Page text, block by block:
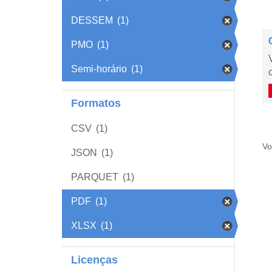
DESSEM (1)
PMO (1)
Semi-horário (1)
Formatos
CSV (1)
JSON (1)
PARQUET (1)
PDF (1)
XLSX (1)
Licenças